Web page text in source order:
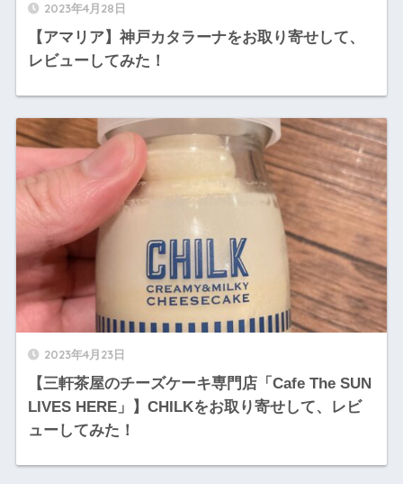
2023年4月28日
【アマリア】神戸カタラーナをお取り寄せして、
レビューしてみた！
2023年4月23日
【三軒茶屋のチーズケーキ専門店「Cafe The SUN
LIVES HERE」】CHILKをお取り寄せして、レビ
ューしてみた！